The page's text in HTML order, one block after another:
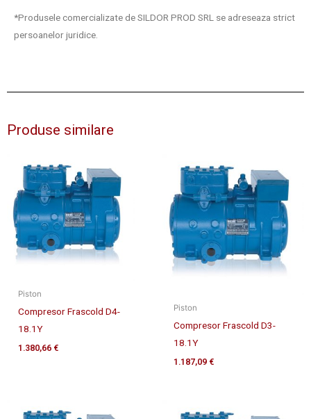
*Produsele comercializate de SILDOR PROD SRL se adreseaza strict
persoanelor juridice.
Produse similare
Piston
Compresor Frascold D4-
18.1Y
1.380,66 €
Piston
Compresor Frascold D3-
18.1Y
1.187,09 €